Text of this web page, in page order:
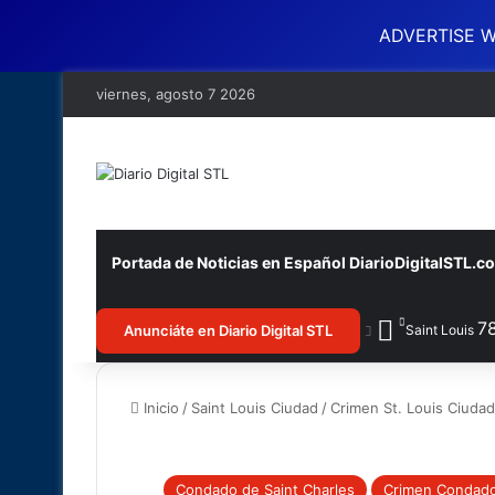
ADVERTISE
viernes, agosto 7 2026
Portada de Noticias en Español
Anunciáte en Diario Digital STL Saint Louis
Inicio / Saint Louis Ciudad /Crimen St. Louis Ciudad
Condado de Saint Charles Crimen